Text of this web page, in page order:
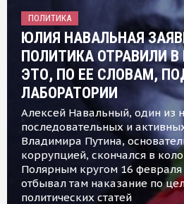
ПОЛИТИКА
ЮЛИЯ НАВАЛЬНАЯ
ПОЛИТИКА ОТРАВИЛИ
ЭТО, ПО ЕЕ СЛОВАМ,
ЛАБОРАТОРИИ
Алексей Навальный, один из
последовательных и
Владимира Путина,
коррупцией, скончался в
Полярным кругом 16 февраля
отбывал там наказание по
политических статей